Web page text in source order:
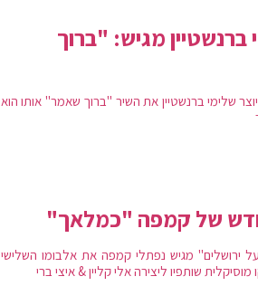
ברנשטיין מגיש: "ברוך
שלימי ברנשטיין את השיר "ברוך שאמר" אותו הוא
של קמפה "כמלאך"
ירושלים" מגיש נפתלי קמפה את אלבומו השלישי
שותפיו ליצירה אלי קליין & איצי ברי